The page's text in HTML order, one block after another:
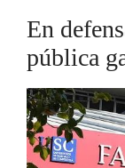
En
pública